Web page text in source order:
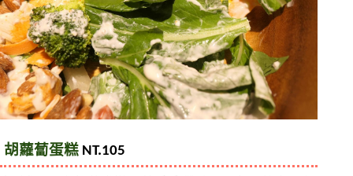
胡蘿蔔蛋糕 NT.105